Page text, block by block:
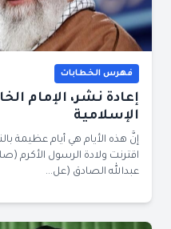
فهرس الخطابات
إعادة نشر، الإمام
الإسلامية
إنَّ هذه الأيام هي أيام عظيمة
اقترنت ولادة الرسول الأكرم
عبدالله الصادق (عل...